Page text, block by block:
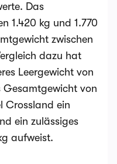
Das
1.420 kg und 1.770
zwischen
dazu hat
Leergewicht von
Gesamtgewicht von
Crossland ein
ein zulässiges
aufweist.